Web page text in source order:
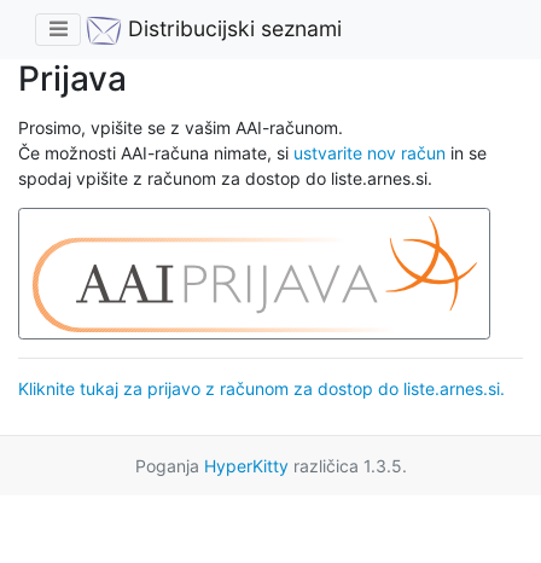
Distribucijski seznami
Prijava
Prosimo, vpišite se z vašim AAI-računom.
Če možnosti AAI-računa nimate, si ustvarite nov račun in se
spodaj vpišite z računom za dostop do liste.arnes.si.
Kliknite tukaj za prijavo z računom za dostop do liste.arnes.si.
Poganja HyperKittyrazličica 1.3.5.